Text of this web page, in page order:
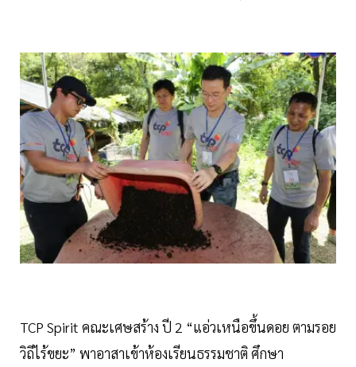
TCP Spirit คณะเศษสร้าง ปี 2 “แอ่วเหนือขึ้นดอย ตามรอย
วิถีไร้ขยะ” พาอาสาเข้าห้องเรียนธรรมชาติ ศึกษา